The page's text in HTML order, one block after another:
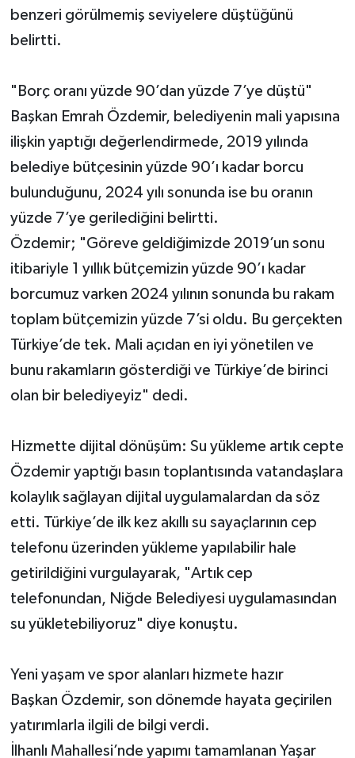
benzeri görülmemiş seviyelere düştüğünü
belirtti.
"Borç oranı yüzde 90’dan yüzde 7’ye düştü"
Başkan Emrah Özdemir, belediyenin mali yapısına
ilişkin yaptığı değerlendirmede, 2019 yılında
belediye bütçesinin yüzde 90’ı kadar borcu
bulunduğunu, 2024 yılı sonunda ise bu oranın
yüzde 7’ye gerilediğini belirtti.
Özdemir; "Göreve geldiğimizde 2019’un sonu
itibariyle 1 yıllık bütçemizin yüzde 90’ı kadar
borcumuz varken 2024 yılının sonunda bu rakam
toplam bütçemizin yüzde 7’si oldu. Bu gerçekten
Türkiye’de tek. Mali açıdan en iyi yönetilen ve
bunu rakamların gösterdiği ve Türkiye’de birinci
olan bir belediyeyiz" dedi.
Hizmette dijital dönüşüm: Su yükleme artık cepte
Özdemir yaptığı basın toplantısında vatandaşlara
kolaylık sağlayan dijital uygulamalardan da söz
etti. Türkiye’de ilk kez akıllı su sayaçlarının cep
telefonu üzerinden yükleme yapılabilir hale
getirildiğini vurgulayarak, "Artık cep
telefonundan, Niğde Belediyesi uygulamasından
su yükletebiliyoruz" diye konuştu.
Yeni yaşam ve spor alanları hizmete hazır
Başkan Özdemir, son dönemde hayata geçirilen
yatırımlarla ilgili de bilgi verdi.
İlhanlı Mahallesi’nde yapımı tamamlanan Yaşar